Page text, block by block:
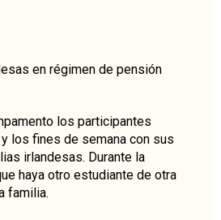
en régimen de pensión
los participantes
los fines de semana con sus
irlandesas. Durante la
haya otro estudiante de otra
familia.